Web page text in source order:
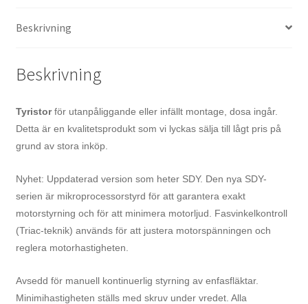
Beskrivning
Beskrivning
Tyristorför utanpåliggande eller infällt montage, dosa ingår.
Detta är en kvalitetsprodukt som vi lyckas sälja till lågt pris på
grund av stora inköp.
Nyhet: Uppdaterad version som heter SDY. Den nya SDY-
serien är mikroprocessorstyrd för att garantera exakt
motorstyrning och för att minimera motorljud. Fasvinkelkontroll
(Triac-teknik) används för att justera motorspänningen och
reglera motorhastigheten.
Avsedd för manuell kontinuerlig styrning av enfasfläktar.
Minimihastigheten ställs med skruv under vredet. Alla